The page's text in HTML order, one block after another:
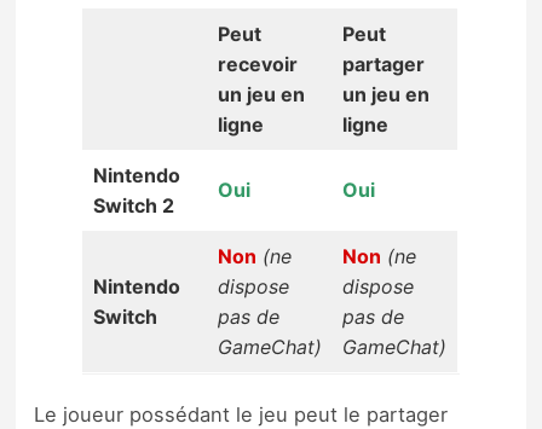
Peut
recevoir
un jeu en
ligne
Peut
partager
un jeu en
ligne
Nintendo
Switch 2
Oui Oui
Nintendo
Switch
Non (ne
dispose
pas de
GameChat)
Non (ne
dispose
pas de
GameChat)
Le joueur possédant le jeu peut le partager